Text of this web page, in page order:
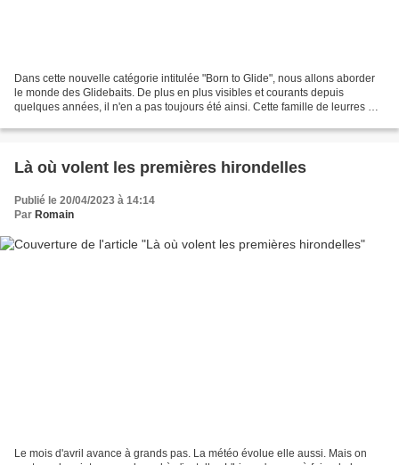
Dans cette nouvelle catégorie intitulée "Born to Glide", nous allons aborder
le monde des Glidebaits. De plus en plus visibles et courants depuis
quelques années, il n'en a pas toujours été ainsi. Cette famille de leurres me
Là où volent les premières hirondelles
Publié le 20/04/2023 à 14:14
Par Romain
Le mois d'avril avance à grands pas. La météo évolue elle aussi. Mais on